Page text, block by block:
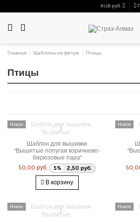
RUB руб.
Главная Шаблоны на фетре Птицы
Птицы
Новое
Шаблон для вышивки
"Вышитые попугаи коричнево-
бирюзовые пара"
50,00 руб.
5% 2,50 руб.
В корзину
Новое
Новое Новое